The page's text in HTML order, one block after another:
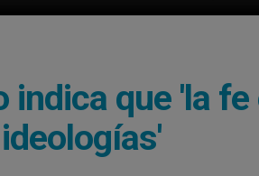
indica que 'la